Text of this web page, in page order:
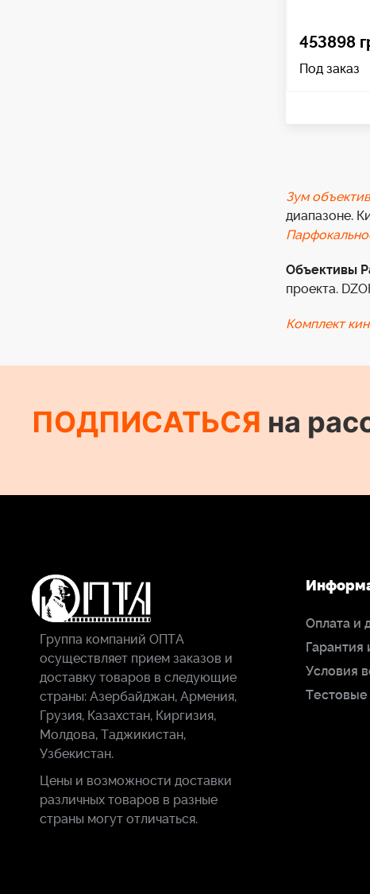
453898
Под заказ
Зум объектив
диапазоне.
Объективы
проекта.
Комплект
ПОДПИСАТЬСЯ на
Группа компаний ОПТА
осуществляет прием заказов и
доставку товаров в следующие
страны: Азербайджан, Армения,
Грузия, Казахстан, Киргизия,
Молдова, Таджикистан,
Узбекистан.
Цены и возможности доставки
различных товаров в разные
страны могут отличаться.
Оплата и
Гарантия
Условия